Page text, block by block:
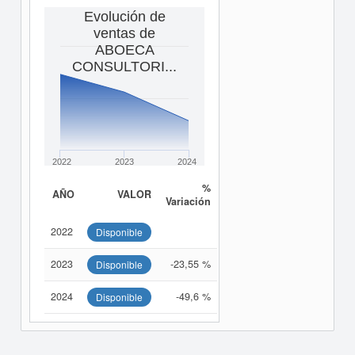
Evolución de
ventas de
ABOECA
CONSULTORI...
2022 2023 2024
AÑO VALOR
%
Variación
2022 Disponible
2023 Disponible -23,55 %
2024 Disponible -49,6 %